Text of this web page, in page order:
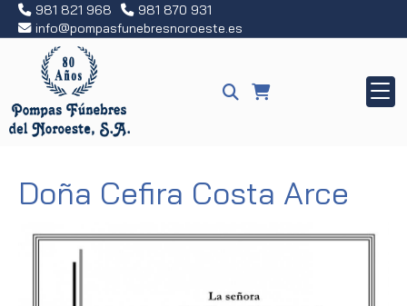
981 821 968
981 870 931
info
pompasfunebresnoroeste.es
Doña Cefira Costa Arce